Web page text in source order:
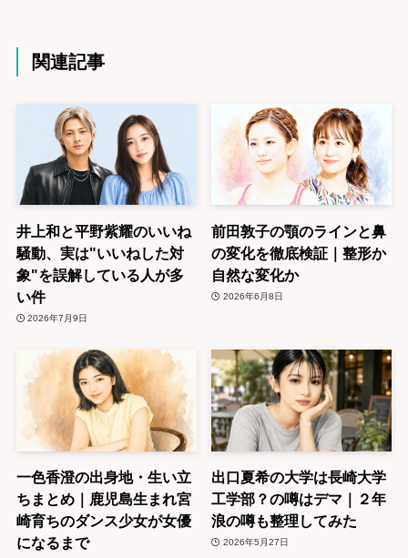
関連記事
井上和と平野紫耀のいいね
騒動、実は"いいねした対
象"を誤解している人が多
い件
2026年7月9日
前田敦子の顎のラインと鼻
の変化を徹底検証｜整形か
自然な変化か
2026年6月8日
一色香澄の出身地・生い立
ちまとめ｜鹿児島生まれ宮
崎育ちのダンス少女が女優
になるまで
出口夏希の大学は長崎大学
工学部？の噂はデマ｜２年
浪の噂も整理してみた
2026年5月27日